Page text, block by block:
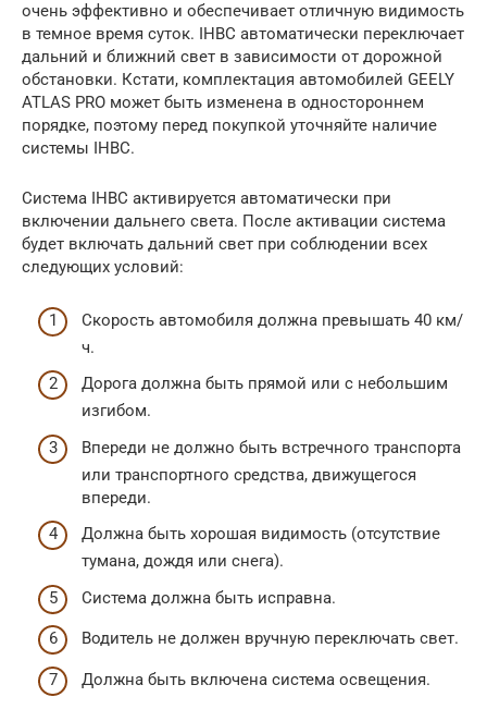
очень эффективно и обеспечивает отличную видимость
в темное время суток. IHBC автоматически переключает
дальний и ближний свет в зависимости от дорожной
обстановки. Кстати, комплектация автомобилей GEELY
ATLAS PRO может быть изменена в одностороннем
порядке, поэтому перед покупкой уточняйте наличие
системы IHBC.
Система IHBC активируется автоматически при
включении дальнего света. После активации система
будет включать дальний свет при соблюдении всех
следующих условий:
Скорость автомобиля должна превышать 40 км/
ч.
Дорога должна быть прямой или с небольшим
изгибом.
Впереди не должно быть встречного транспорта
или транспортного средства, движущегося
впереди.
Должна быть хорошая видимость (отсутствие
тумана, дождя или снега).
Система должна быть исправна.
Водитель не должен вручную переключать свет.
Должна быть включена система освещения.